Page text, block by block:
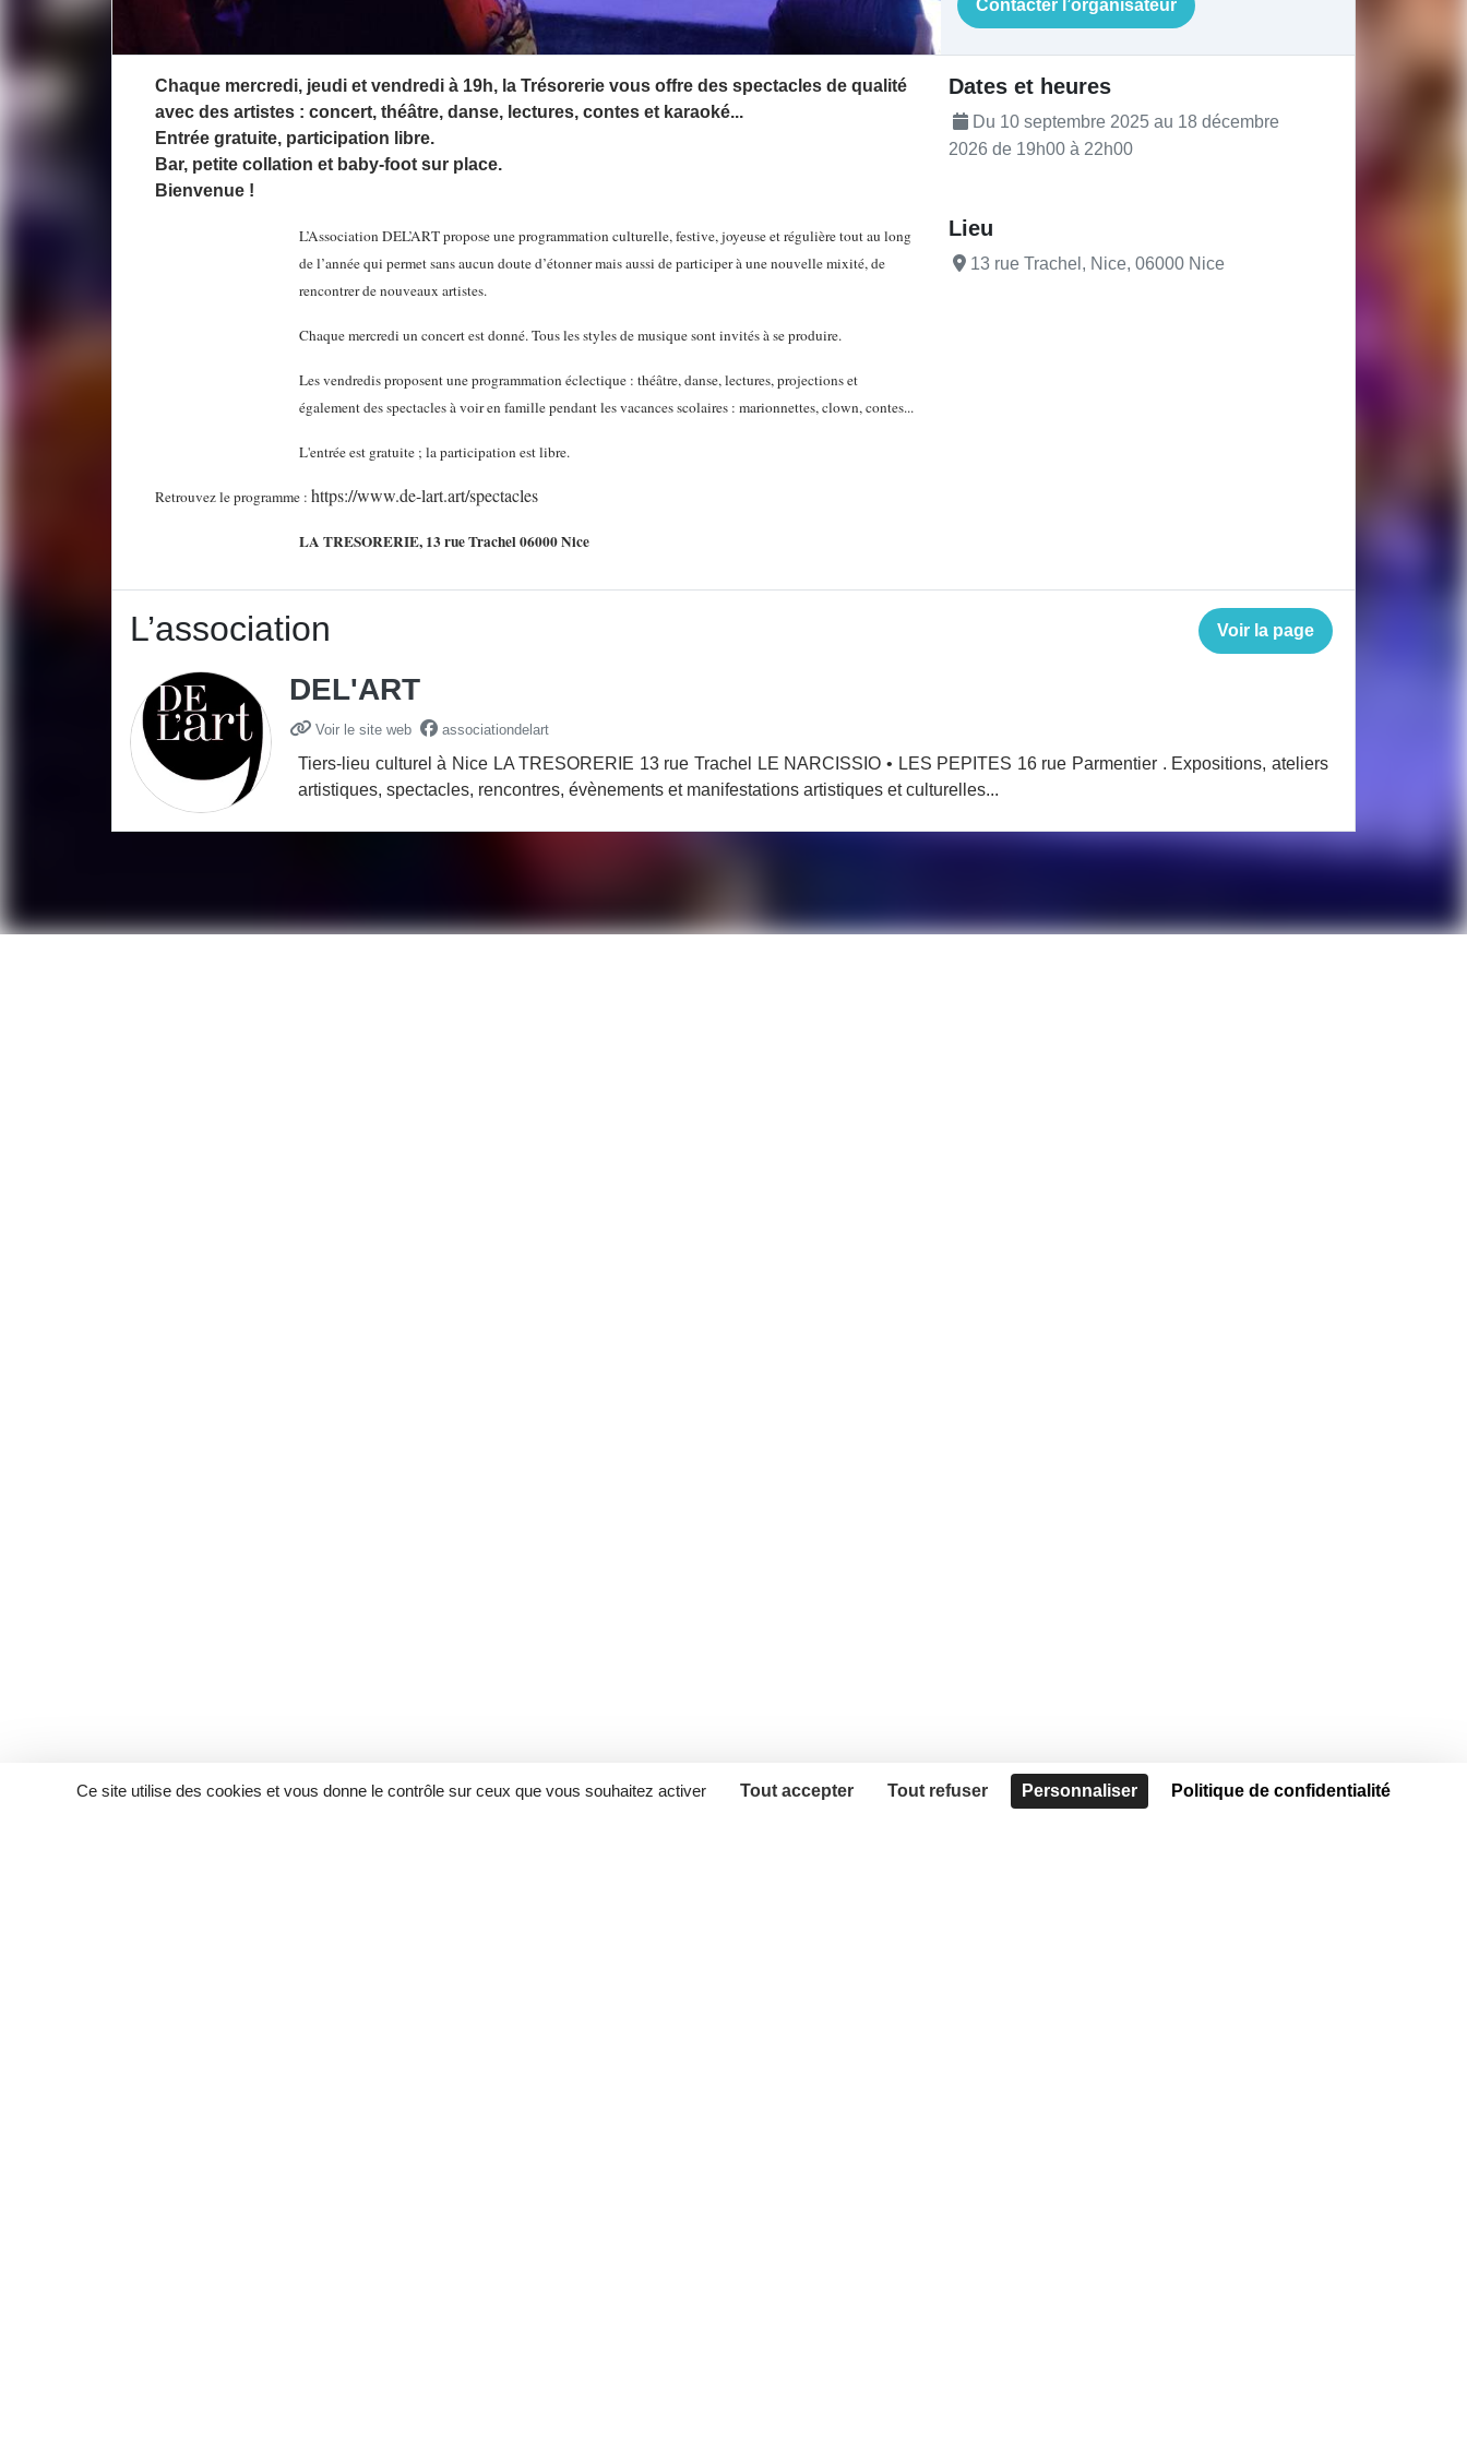
Contacter l’organisateur
Description de l'actualité
Chaque mercredi, jeudi et vendredi à 19h, la Trésorerie vous offre des spectacles de qualité
avec des artistes : concert, théâtre, danse, lectures, contes et karaoké...
Entrée gratuite, participation libre.
Bar, petite collation et baby-foot sur place.
Bienvenue !
L’Association DEL’ART propose une programmation culturelle, festive, joyeuse et régulière tout au long
de l’année qui permet sans aucun doute d’étonner mais aussi de participerà une nouvelle mixité, de
rencontrer de nouveaux artistes.
Chaque mercredi un concert est donné. Tous les styles de musique sont invités à se produire.
Les vendredis proposent une programmation éclectique : théâtre, danse, lectures, projections et
également des spectacles à voir en famille pendant les vacances scolaires : marionnettes, clown, contes...
L'entrée est gratuite ; la participation est libre.
Retrouvez le programme : https://www.de-lart.art/spectacles
LA TRESORERIE, 13 rue Trachel 06000 Nice
Dates et heures
Du 10 septembre 2025 au 18 décembre
2026 de 19h00 à 22h00
Lieu
13 rue Trachel, Nice, 06000 Nice
L’association Voir la page
DEL'ART
Voir le site web associationdelart
Tiers-lieu culturel à Nice LA TRESORERIE 13 rue Trachel LE NARCISSIO • LES PEPITES 16 rue Parmentier . Expositions, ateliers
artistiques, spectacles, rencontres, évènements et manifestations artistiques et culturelles...
Ce site utilise des cookies et vous donne le contrôle sur ceux que vous souhaitez activer Tout accepter Tout refuser Personnaliser Politique de confidentialité